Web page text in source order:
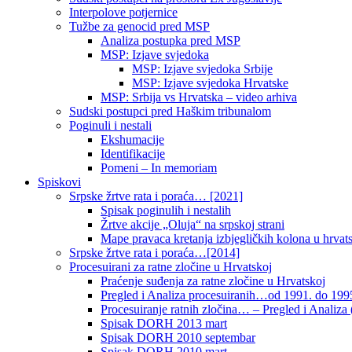
Interpolove potjernice
Tužbe za genocid pred MSP
Analiza postupka pred MSP
MSP: Izjave svjedoka
MSP: Izjave svjedoka Srbije
MSP: Izjave svjedoka Hrvatske
MSP: Srbija vs Hrvatska – video arhiva
Sudski postupci pred Haškim tribunalom
Poginuli i nestali
Ekshumacije
Identifikacije
Pomeni – In memoriam
Spiskovi
Srpske žrtve rata i poraća… [2021]
Spisak poginulih i nestalih
Žrtve akcije „Oluja“ na srpskoj strani
Mape pravaca kretanja izbjegličkih kolona u
Srpske žrtve rata i poraća…[2014]
Procesuirani za ratne zločine u Hrvatskoj
Praćenje suđenja za ratne zločine u Hrvatskoj
Pregled i Analiza procesuiranih…od 1991. do
Procesuiranje ratnih zločina… – Pregled i Analiza
Spisak DORH 2013 mart
Spisak DORH 2010 septembar